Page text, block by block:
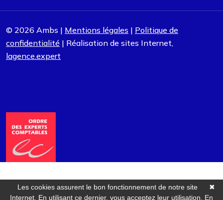
© 2026 Ambs | Mentions légales | Politique de
confidentialité | Réalisation de sites Internet,
lagence.expert
✖
Les cookies assurent le bon fonctionnement de notre site
Internet. En utilisant ce dernier, vous acceptez leur utilisation. En